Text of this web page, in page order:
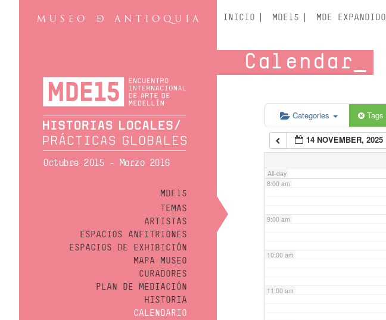
Octubre 2015 - Marzo 2016
MDE15
TEMAS
ARTISTAS
ESPACIOS ANFITRIONES
ESPACIOS DE EXHIBICIÓN
MAPA MUSEO
CURADORES
PLAN DE MEDIACIÓN
HISTORIA
CALENDARIO
INICIO MDE15 MDE EXPANDIDO
Calendar
Categories Tags
14 NOVEMBER, 2025
All-day
5:00 am
6:00 am
7:00 am
8:00 am
9:00 am
10:00 am
11:00 am